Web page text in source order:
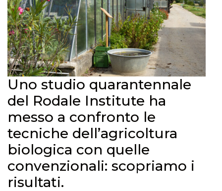
Uno studio quarantennale
del Rodale Institute ha
messo a confronto le
tecniche dell’agricoltura
biologica con quelle
convenzionali: scopriamo i
risultati.